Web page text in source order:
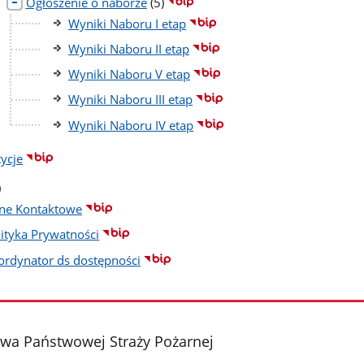
podstron
Wyniki Naboru I etap
Wyniki Naboru II etap
Wyniki Naboru V etap
Wyniki Naboru III etap
Wyniki Naboru IV etap
Kontaktowe
Prywatności
ds dostępności
Państwowej Straży Pożarnej